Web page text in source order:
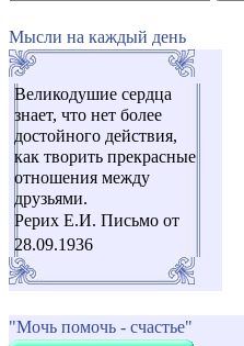
Мысли на каждый день
Великодушие сердца
знает, что нет более
достойного действия,
как творить прекрасные
отношения между
друзьями.
Рерих Е.И. Письмо от
28.09.1936
"Мочь помочь - счастье"